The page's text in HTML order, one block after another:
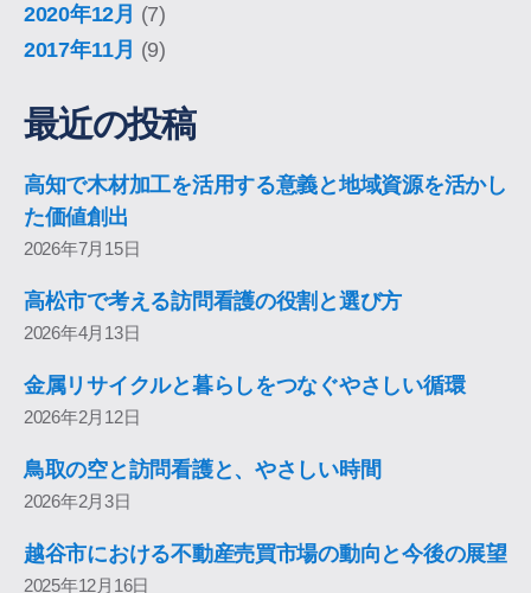
2020年12月 (7)
2017年11月 (9)
最近の投稿
高知で木材加工を活用する意義と地域資源を活かし
た価値創出
2026年7月15日
高松市で考える訪問看護の役割と選び方
2026年4月13日
金属リサイクルと暮らしをつなぐやさしい循環
2026年2月12日
鳥取の空と訪問看護と、やさしい時間
2026年2月3日
越谷市における不動産売買市場の動向と今後の展望
2025年12月16日